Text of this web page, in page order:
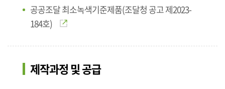
공공조달 최소녹색기준제품(조달청 공고 제2023-
184호)
제작과정 및 공급